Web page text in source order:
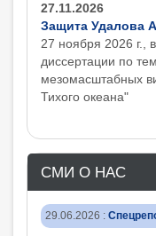
27.11.2026
Защита Удалова
27 ноября 2026 г.,
диcсертации по
мезомасштабных
Тихого океана"
СМИ О НАС
29.06.2026 :